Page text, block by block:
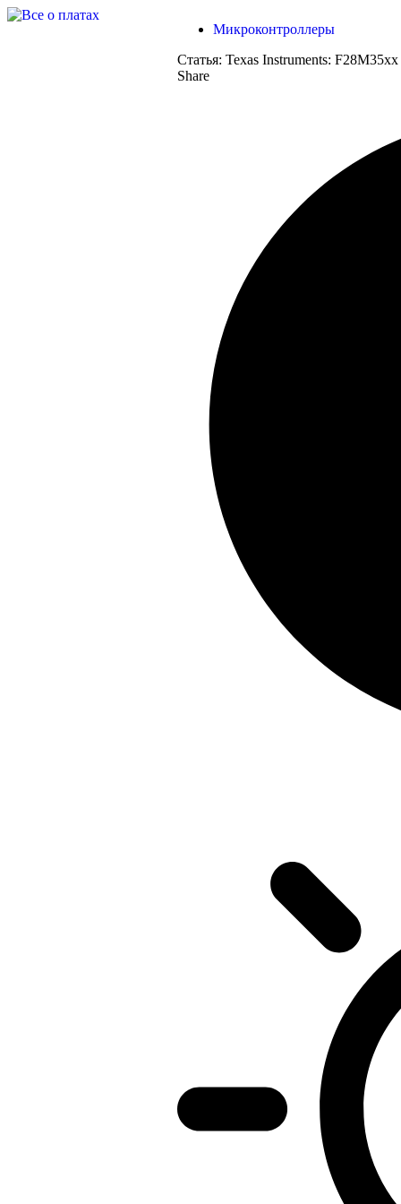
Микроконтроллеры
Статья: Texas Instruments:
Share